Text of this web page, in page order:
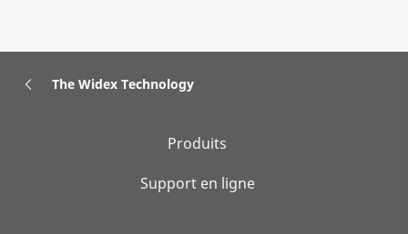
The Widex Technology
Produits
Support en ligne